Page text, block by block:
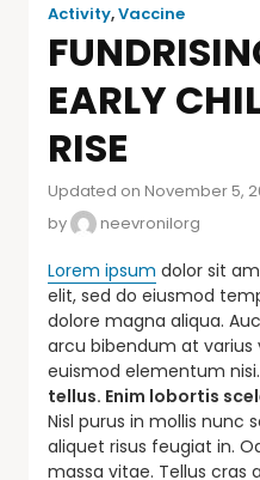
Activity,Vaccine
EARLY
RISE
Updated on November 5,
by
neevronilorg
Lorem ipsum dolor sit
elit, sed do eiusmod
dolore magna aliqua.
arcu bibendum at varius
euismod elementum nisi.
tellus. Enim lobortis
Nisl purus in mollis nunc
aliquet risus feugiat in.
massa vitae. Tellus cras